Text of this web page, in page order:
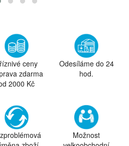
ceny
zdarma
2000 Kč
Odesíláme do 24
hod.
Možnost